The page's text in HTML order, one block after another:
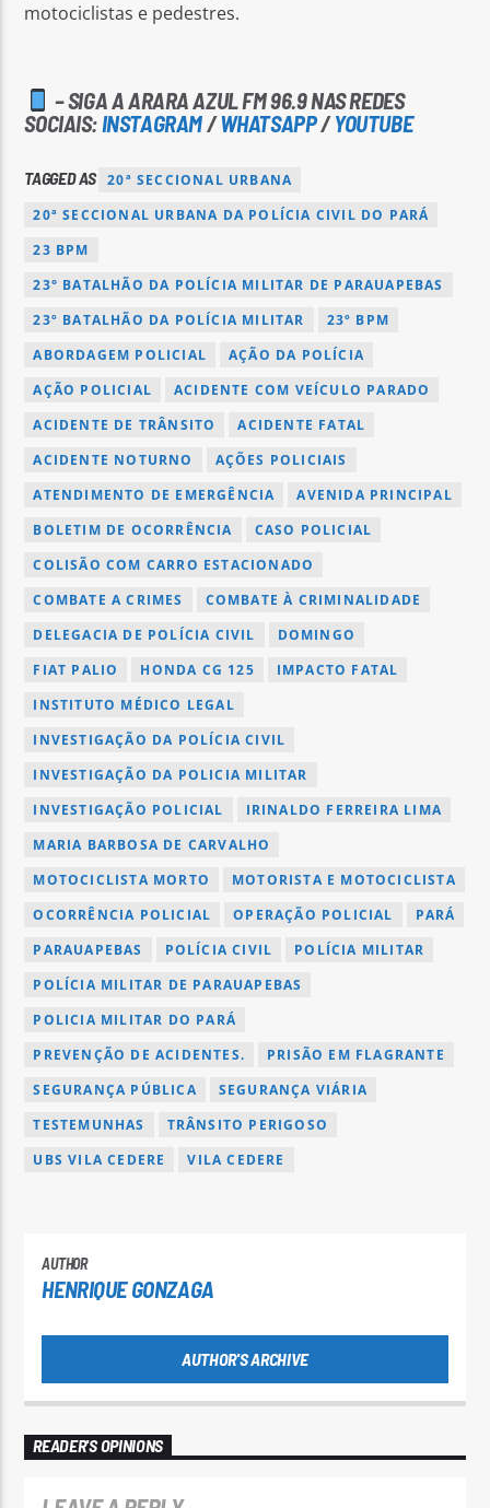
motociclistas e pedestres.
– SIGA A ARARA AZUL FM 96.9 NAS REDES
SOCIAIS: INSTAGRAM/WHATSAPP/YOUTUBE
TAGGED AS 20ª SECCIONAL URBANA
20ª SECCIONAL URBANA DA POLÍCIA CIVIL DO PARÁ
23 BPM
23° BATALHÃO DA POLÍCIA MILITAR DE PARAUAPEBAS
23º BATALHÃO DA POLÍCIA MILITAR
23º BPM
ABORDAGEM POLICIAL
AÇÃO DA POLÍCIA
AÇÃO POLICIAL
ACIDENTE COM VEÍCULO PARADO
ACIDENTE DE TRÂNSITO
ACIDENTE FATAL
ACIDENTE NOTURNO
AÇÕES POLICIAIS
ATENDIMENTO DE EMERGÊNCIA
AVENIDA PRINCIPAL
BOLETIM DE OCORRÊNCIA
CASO POLICIAL
COLISÃO COM CARRO ESTACIONADO
COMBATE A CRIMES
COMBATE À CRIMINALIDADE
DELEGACIA DE POLÍCIA CIVIL
DOMINGO
FIAT PALIO
HONDA CG 125
IMPACTO FATAL
INSTITUTO MÉDICO LEGAL
INVESTIGAÇÃO DA POLÍCIA CIVIL
INVESTIGAÇÃO DA POLICIA MILITAR
INVESTIGAÇÃO POLICIAL
IRINALDO FERREIRA LIMA
MARIA BARBOSA DE CARVALHO
MOTOCICLISTA MORTO
MOTORISTA E MOTOCICLISTA
OCORRÊNCIA POLICIAL
OPERAÇÃO POLICIAL
PARÁ
PARAUAPEBAS
POLÍCIA CIVIL
POLÍCIA MILITAR
POLÍCIA MILITAR DE PARAUAPEBAS
POLICIA MILITAR DO PARÁ
PREVENÇÃO DE ACIDENTES.
PRISÃO EM FLAGRANTE
SEGURANÇA PÚBLICA
SEGURANÇA VIÁRIA
TESTEMUNHAS
TRÂNSITO PERIGOSO
UBS VILA CEDERE
VILA CEDERE
AUTHOR
HENRIQUE GONZAGA
AUTHOR'S ARCHIVE
READER'S OPINIONS